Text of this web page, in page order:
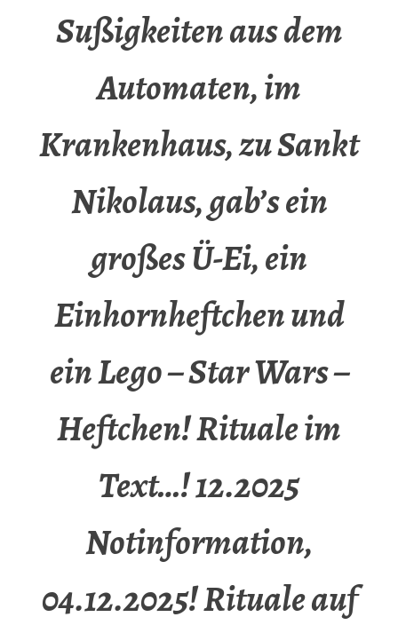
Sußigkeiten aus dem
Automaten, im
Krankenhaus, zu Sankt
Nikolaus, gab’s ein
großes Ü-Ei, ein
Einhornheftchen und
ein Lego – Star Wars –
Heftchen! Rituale im
Text…! 12.2025
Notinformation,
04.12.2025! Rituale auf